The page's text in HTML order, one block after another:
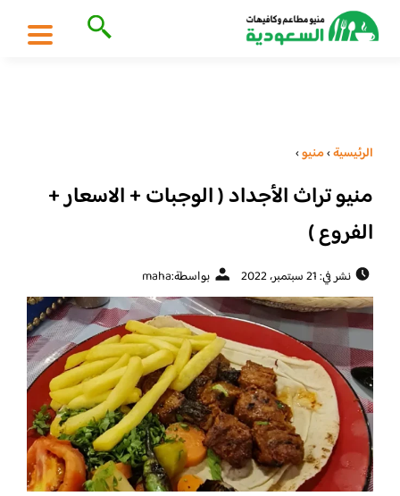
الرئيسية›منيو›
منيو تراث الأجداد ( الوجبات + الاسعار +
الفروع )
نشر في: 21 سبتمبر، 2022 بواسطة:maha